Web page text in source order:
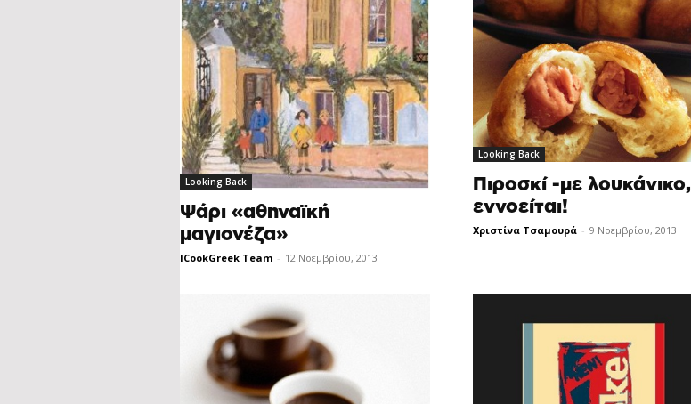
Looking Back
Ψάρι «αθηναϊκή
μαγιονέζα»
ICookGreek Team - 12 Νοεμβρίου, 2013
Looking Back
Πιροσκί -με λουκάνικο,
εννοείται!
Χριστίνα Τσαμουρά - 9 Νοεμβρίου, 2013